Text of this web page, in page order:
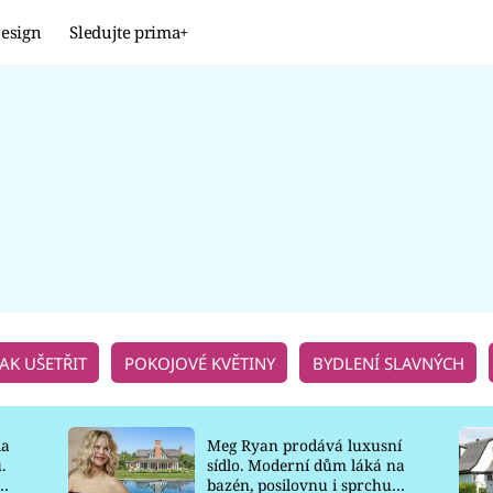
Sledujte prima+
UŠETŘIT POKOJOVÉ KVĚTINY BYDLENÍ SLAVNÝCH
Meg Ryan prodává luxusní
sídlo. Moderní dům láká na
bazén, posilovnu i sprchu